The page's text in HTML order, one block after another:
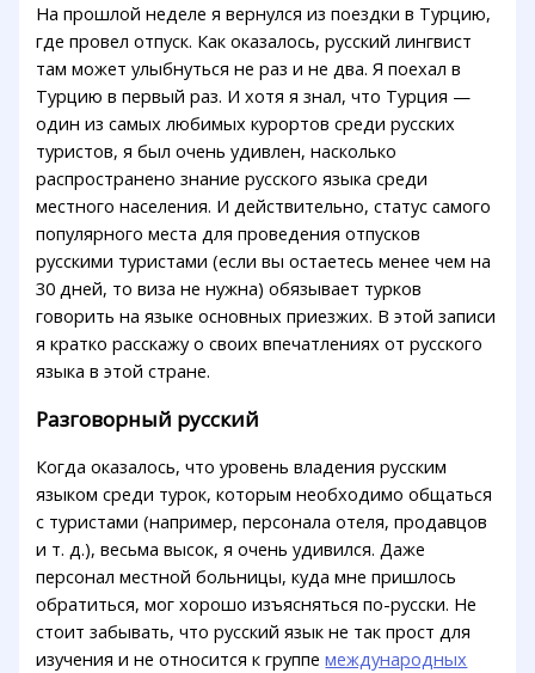
На прошлой неделе я вернулся из поездки в Турцию,
где провел отпуск. Как оказалось, русский лингвист
там может улыбнуться не раз и не два. Я поехал в
Турцию в первый раз. И хотя я знал, что Турция —
один из самых любимых курортов среди русских
туристов, я был очень удивлен, насколько
распространено знание русского языка среди
местного населения. И действительно, статус самого
популярного места для проведения отпусков
русскими туристами (если вы остаетесь менее чем на
30 дней, то виза не нужна) обязывает турков
говорить на языке основных приезжих. В этой записи
я кратко расскажу о своих впечатлениях от русского
языка в этой стране.
Разговорный русский
Когда оказалось, что уровень владения русским
языком среди турок, которым необходимо общаться
с туристами (например, персонала отеля, продавцов
и т. д.), весьма высок, я очень удивился. Даже
персонал местной больницы, куда мне пришлось
обратиться, мог хорошо изъясняться по-русски. Не
стоит забывать, что русский язык не так прост для
изучения и не относится к группемеждународных